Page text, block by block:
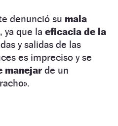
denunció su mala
ya que la eficacia de la
y salidas de las
es impreciso y se
manejarde un